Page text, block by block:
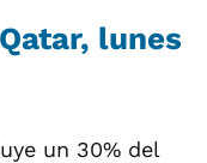
lunes
un 30% del